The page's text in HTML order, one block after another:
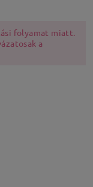
folyamat miatt.
a